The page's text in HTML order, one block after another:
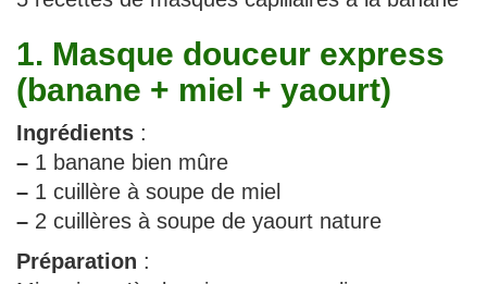
1. Masque douceur express
(banane + miel + yaourt)
Ingrédients :
– 1 banane bien mûre
– 1 cuillère à soupe de miel
– 2 cuillères à soupe de yaourt nature
Préparation :